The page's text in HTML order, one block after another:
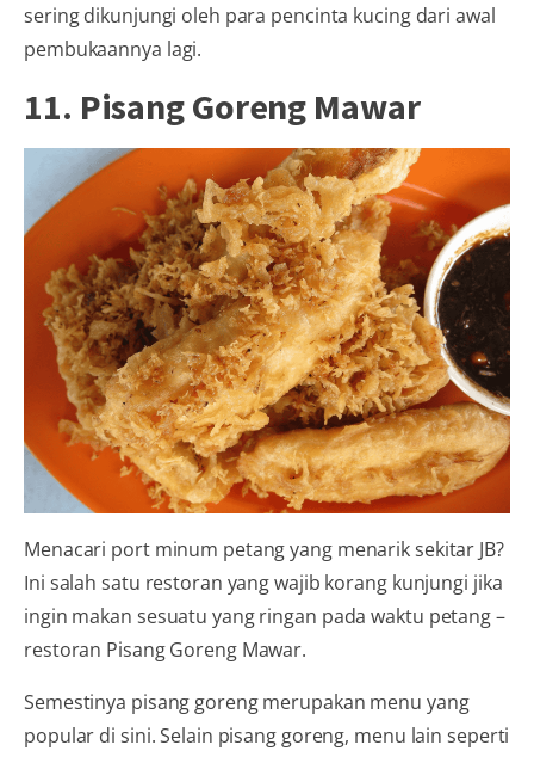
sering dikunjungi oleh para pencinta kucing dari awal
pembukaannya lagi.
11. Pisang Goreng Mawar
Menacari port minum petang yang menarik sekitar JB?
Ini salah satu restoran yang wajib korang kunjungi jika
ingin makan sesuatu yang ringan pada waktu petang –
restoran Pisang Goreng Mawar.
Semestinya pisang goreng merupakan menu yang
popular di sini. Selain pisang goreng, menu lain seperti